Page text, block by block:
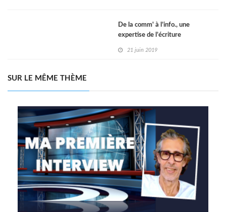
De la comm' à l’info., une
expertise de l’écriture
21 juin 2019
SUR LE MÊME THÈME